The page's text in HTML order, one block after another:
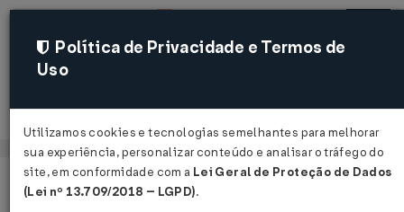
Acessar
Página Inicial Legislações
Política de Privacidade e Termos de
Uso
Utilizamos cookies e tecnologias semelhantes para melhorar
sua experiência, personalizar conteúdo e analisar o tráfego do
site, em conformidade com a Lei Geral de Proteção de Dados
(Lei nº 13.709/2018 – LGPD).